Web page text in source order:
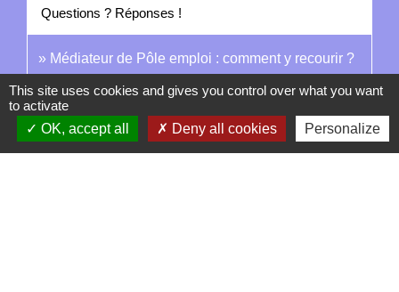
Questions ? Réponses !
Médiateur de Pôle emploi : comment y recourir ?
Signaler une erreur sur cette page
This site uses cookies and gives you control over what you want
to activate
OK, accept all
Deny all cookies Personalize